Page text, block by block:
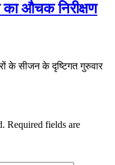
का औचक निरीक्षण
के सीजन के दृष्टिगत गुरुवार
Required fields are